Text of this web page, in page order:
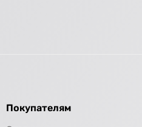
Покупателям